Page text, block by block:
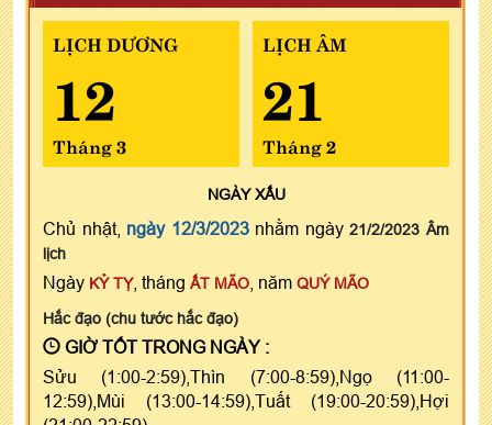
LỊCH DƯƠNG
12
Tháng 3
LỊCH ÂM
21
Tháng 2
NGÀYXẤU
Chủ nhật, ngày 12/3/2023nhằm ngày21/2/2023 Âm
lịch
Ngày KỶ TỴ, tháng ẤT MÃO , năm QUÝ MÃO
Hắc đạo (chu tước hắc đạo)
GIỜ TỐT TRONG NGÀY :
Sửu (1:00-2:59),Thìn (7:00-8:59),Ngọ (11:00-
12:59),Mùi (13:00-14:59),Tuất (19:00-20:59),Hợi